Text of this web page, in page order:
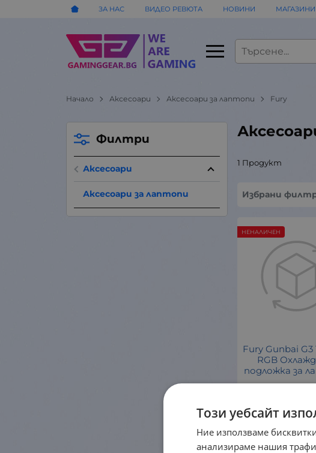
ЗА НАС ВИДЕО РЕВЮТА НОВИНИ МАГАЗИНИ
Начало Аксесоари Аксесоари за лаптопи Fury
1 Продукт
Избрани
Fury Gunbai G3
RGB
подложка за
Fury
НЕНАЛИЧЕН
Филтри
Аксесоари
Аксесоари за лаптопи
Този уебсайт
Ние използваме
анализираме нашия